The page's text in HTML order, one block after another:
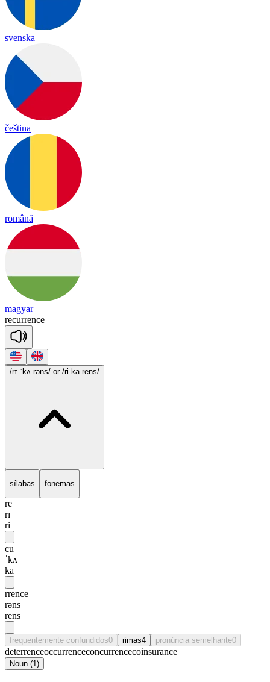
svenska
čeština
română
magyar
recurrence
/rɪ.ˈkʌ.rəns/ or /ri.ka.rēns/
sílabas fonemas
re
rɪ
ri
cu
ˈkʌ
ka
rrence
rəns
rēns
frequentemente confundidos0 rimas4 pronúncia semelhante0
deterrenceoccurrenceconcurrencecoinsurance
Noun (1)